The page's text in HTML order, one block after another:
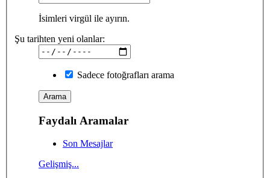
İsimleri virgül ile ayırın.
Şu tarihten yeni olanlar:
Sadece fotoğrafları arama
Faydalı Aramalar
Son Mesajlar
Gelişmiş...